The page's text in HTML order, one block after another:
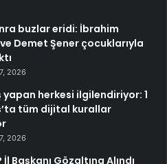
buzlar eridi: İbrahim
Demet Şener çocuklarıyla
2026
yapan herkesi ilgilendiriyor: 1
tüm dijital kurallar
2026
İl Başkanı Gözaltına Alındı